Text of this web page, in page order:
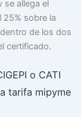
se allega el
25% sobre la
de los dos
certificado.
o CATI
tarifa mipyme